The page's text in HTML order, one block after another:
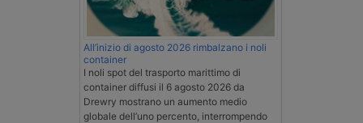
All’inizio di agosto 2026 rimbalzano i noli
container
I noli spot del trasporto marittimo di
container diffusi il 6 agosto 2026 da
Drewry mostrano un aumento medio
globale dell’uno percento, interrompendo